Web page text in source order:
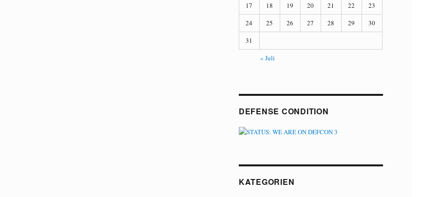
17
18 19 20 21 22
23
24
25 26 27 28 29
30
31
« Juli
DEFENSE CONDITION
KATEGORIEN